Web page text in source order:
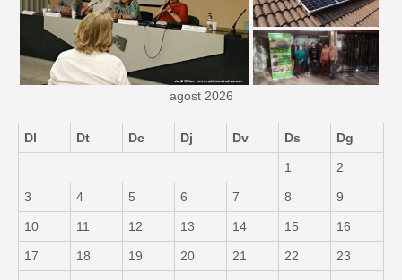
agost 2026
Dl Dt Dc Dj Dv Ds Dg
1 2
3 4 5 6 7 8 9
10 11 12 13 14 15 16
17 18 19 20 21 22 23